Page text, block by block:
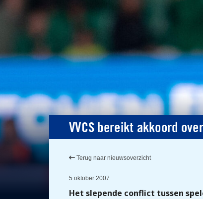
VVCS bereikt akkoord
Terug naar nieuwsoverzicht
5 oktober 2007
Het slepende conflict tussen